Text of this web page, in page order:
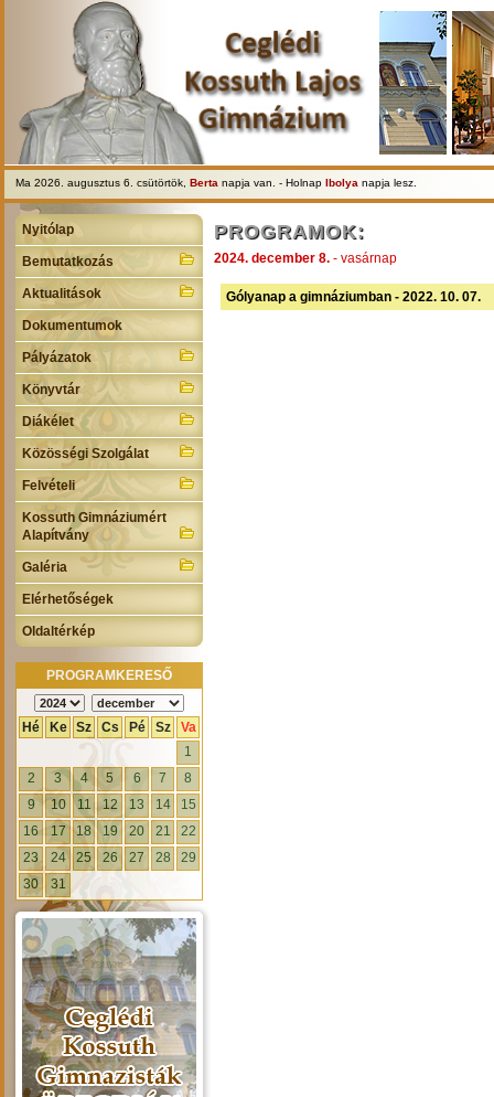
Ma 2026. augusztus 6. csütörtök, Berta napja van. - Holnap Ibolya napja lesz.
Nyitólap
Bemutatkozás
Aktualitások
Dokumentumok
Pályázatok
Könyvtár
Diákélet
Közösségi Szolgálat
Felvételi
Kossuth Gimnáziumért
Alapítvány
Galéria
Elérhetőségek
Oldaltérkép
PROGRAMKERESŐ
Hé Ke Sz Cs Pé Sz
Va
1
2
3 4 5 6 7
8
9
10 11 12 13 14
15
16
17 18 19 20 21
22
23
24 25 26 27 28
29
30
31
PROGRAMOK:
2024. december 8. - vasárnap
Gólyanap a gimnáziumban - 2022. 10. 07.